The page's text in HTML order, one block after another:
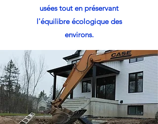
usées tout en préservant
l'équilibre écologique des
environs.